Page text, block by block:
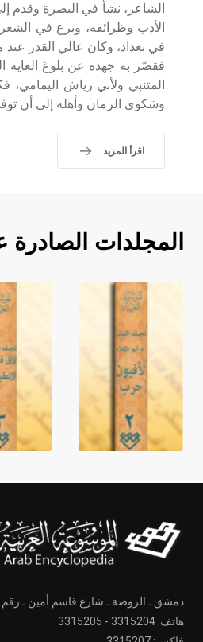
الشاعر، نشأ في البصرة وقدم
الأدب وظرائفه، وبرع في
في بغداد، وكان عالي القدر
فقصّر به جهده عن بلوغ الغاية
المتنبي ولأبي رياش
وشكوى الزمان وأهله إلى أن
اقرأ المزيد
المجلدات
دمشق ـ الروضة ـ شارع قاسم أمين ـ رقم 39
هاتف: 3315204 - 3315205